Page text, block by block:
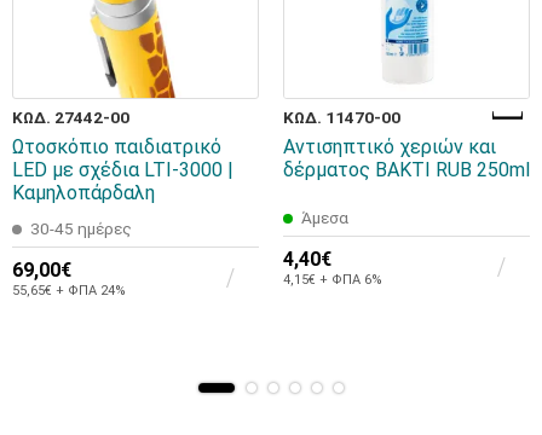
ΚΩΔ. 27442-00
Ωτοσκόπιο παιδιατρικό
LED με σχέδια LTI-3000 |
Καμηλοπάρδαλη
30-45 ημέρες
69,00€
55,65€ + ΦΠΑ 24%
ΚΩΔ. 11470-00
Αντισηπτικό χεριών και
δέρματος BAKTI RUB 250ml
Άμεσα
4,40€
4,15€ + ΦΠΑ 6%